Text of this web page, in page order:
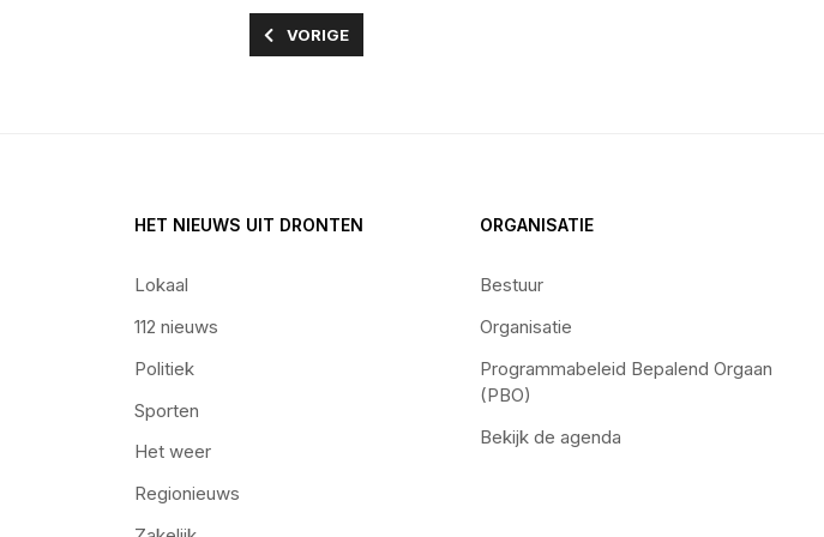
VORIG ARTIKEL: NIEUWE AANBIEDER PEUTEROPVANG+ IN ZEEWOLDE
VORIGE
HET NIEUWS UIT DRONTEN
Lokaal
112 nieuws
Politiek
Sporten
Het weer
Regionieuws
ORGANISATIE
Bestuur
Organisatie
Programmabeleid Bepalend Orgaan
(PBO)
Bekijk de agenda